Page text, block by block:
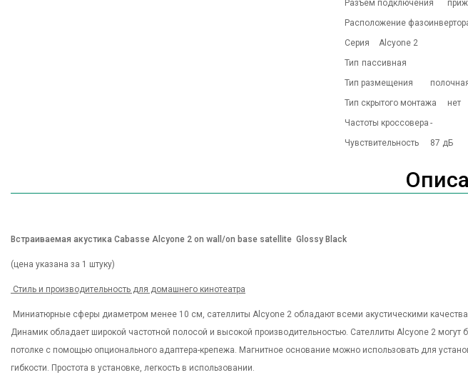
Разъем подключения
Расположение
Серия
Alcyone 2
Тип пассивная
Тип размещения
Тип скрытого монтажа
нет
Частоты кроссовера -
Чувствительность
87 дБ
Встраиваемая акустика Cabasse Alcyone 2 on wall/on base satellite Glossy Black
(цена указана за 1 штуку)
Стиль и производительность для домашнего кинотеатра
Миниатюрные сферы диаметром менее 10 см, сателлиты Alcyone 2 обладают всеми акустическими
Динамик обладает широкой частотной полосой и высокой производительностью. Сателлиты Alcyone 2
потолке с помощью опционального адаптера-крепежа. Магнитное основание можно использовать для
гибкости. Простота в установке, легкость в использовании.